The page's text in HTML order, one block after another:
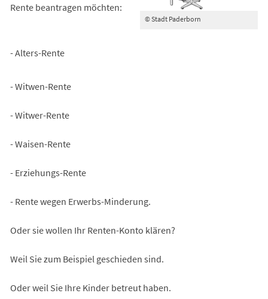
© Stadt Paderborn
Rente beantragen möchten:
- Alters-Rente
- Witwen-Rente
- Witwer-Rente
- Waisen-Rente
- Erziehungs-Rente
- Rente wegen Erwerbs-Minderung.
Oder sie wollen Ihr Renten-Konto klären?
Weil Sie zum Beispiel geschieden sind.
Oder weil Sie Ihre Kinder betreut haben.